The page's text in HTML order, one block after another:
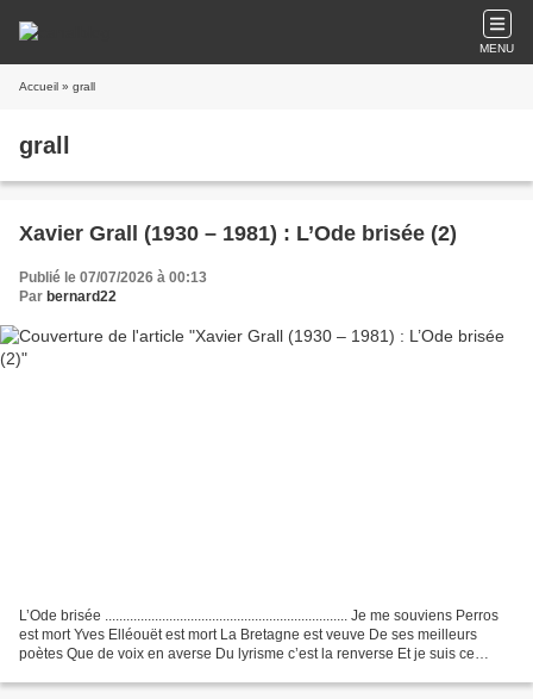
MENU
Accueil » grall
grall
Xavier Grall (1930 – 1981) : L’Ode brisée (2)
Publié le 07/07/2026 à 00:13
Par bernard22
L’Ode brisée .................................................................... Je me souviens Perros
est mort Yves Elléouët est mort La Bretagne est veuve De ses meilleurs
poètes Que de voix en averse Du lyrisme c’est la renverse Et je suis ce